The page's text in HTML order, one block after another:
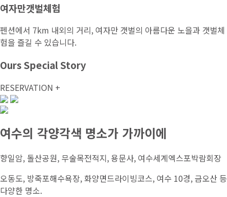
여자만갯벌체험
펜션에서 7km 내외의 거리, 여자만 갯벌의 아름다운 노을과 갯벌체
험을 즐길 수 있습니다.
Ours Special Story
RESERVATION +
여수의 각양각색 명소가 가까이에
향일암, 돌산공원, 무술목전적지, 용문사, 여수세계엑스포박람회장
오동도, 방죽포해수욕장, 화양면드라이빙코스, 여수 10경, 금오산 등
다양한 명소.